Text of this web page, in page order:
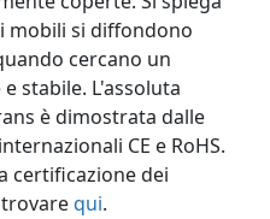
mobili si diffondono
cercano un
stabile. L'assoluta
è dimostrata dalle
CE e RoHS.
certificazione dei
qui.